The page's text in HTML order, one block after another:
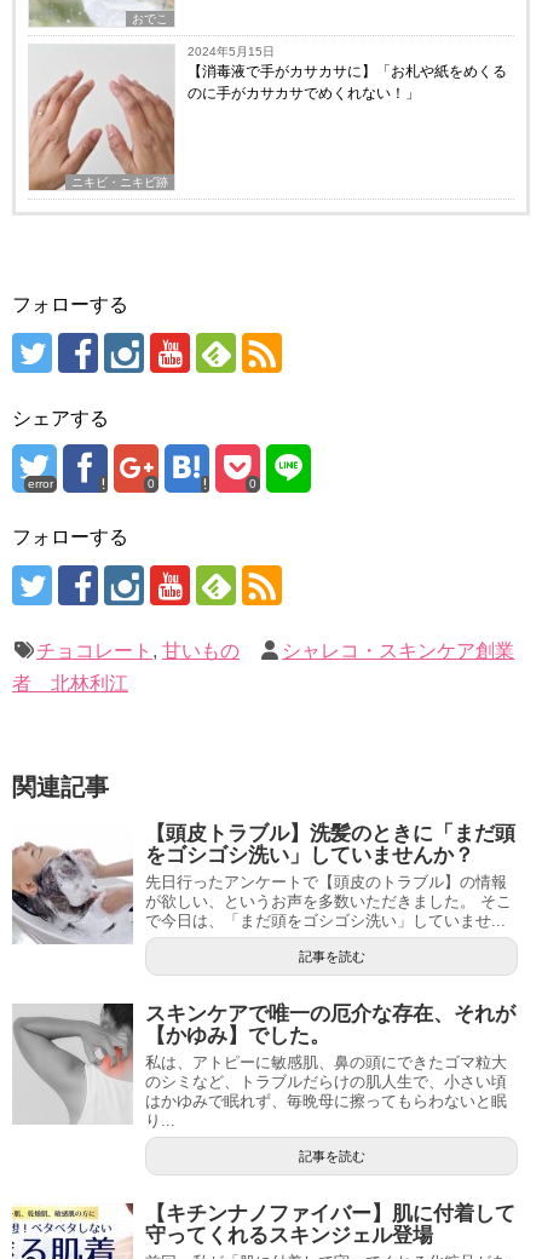
おでこ
ニキビ・ニキビ跡
2024年5月15日
【消毒液で手がカサカサに】「お札や紙をめくる
のに手がカサカサでめくれない！」
フォローする
シェアする
error 0 0
フォローする
チョコレート , 甘いもの
シャレコ・スキンケア創業
者 北林利江
関連記事
【頭皮トラブル】洗髪のときに「まだ頭
をゴシゴシ洗い」していませんか？
先日行ったアンケートで【頭皮のトラブル】の情報
が欲しい、というお声を多数いただきました。 そこ
で今日は、「まだ頭をゴシゴシ洗い」していませ...
記事を読む
スキンケアで唯一の厄介な存在、それが
【かゆみ】でした。
私は、アトピーに敏感肌、鼻の頭にできたゴマ粒大
のシミなど、トラブルだらけの肌人生で、小さい頃
はかゆみで眠れず、毎晩母に擦ってもらわないと眠
り...
記事を読む
【キチンナノファイバー】肌に付着して
守ってくれるスキンジェル登場